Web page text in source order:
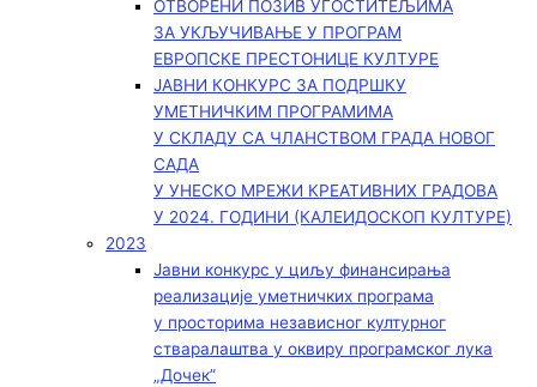
ОТВОРЕНИ ПОЗИВ УГОСТИТЕЉИМА
ЗА УКЉУЧИВАЊЕ У ПРОГРАМ
ЕВРОПСКЕ ПРЕСТОНИЦЕ КУЛТУРЕ
ЈАВНИ КОНКУРС ЗА ПОДРШКУ
УМЕТНИЧКИМ ПРОГРАМИМА
У СКЛАДУ СА ЧЛАНСТВОМ ГРАДА НОВОГ
САДА
У УНЕСКО МРЕЖИ КРЕАТИВНИХ ГРАДОВА
У 2024. ГОДИНИ (КАЛЕИДОСКОП КУЛТУРЕ)
2023
Јавни конкурс у циљу финансирања
реализације уметничких програма
у просторима независног културног
стваралаштва у оквиру програмског лука
„Дочек”